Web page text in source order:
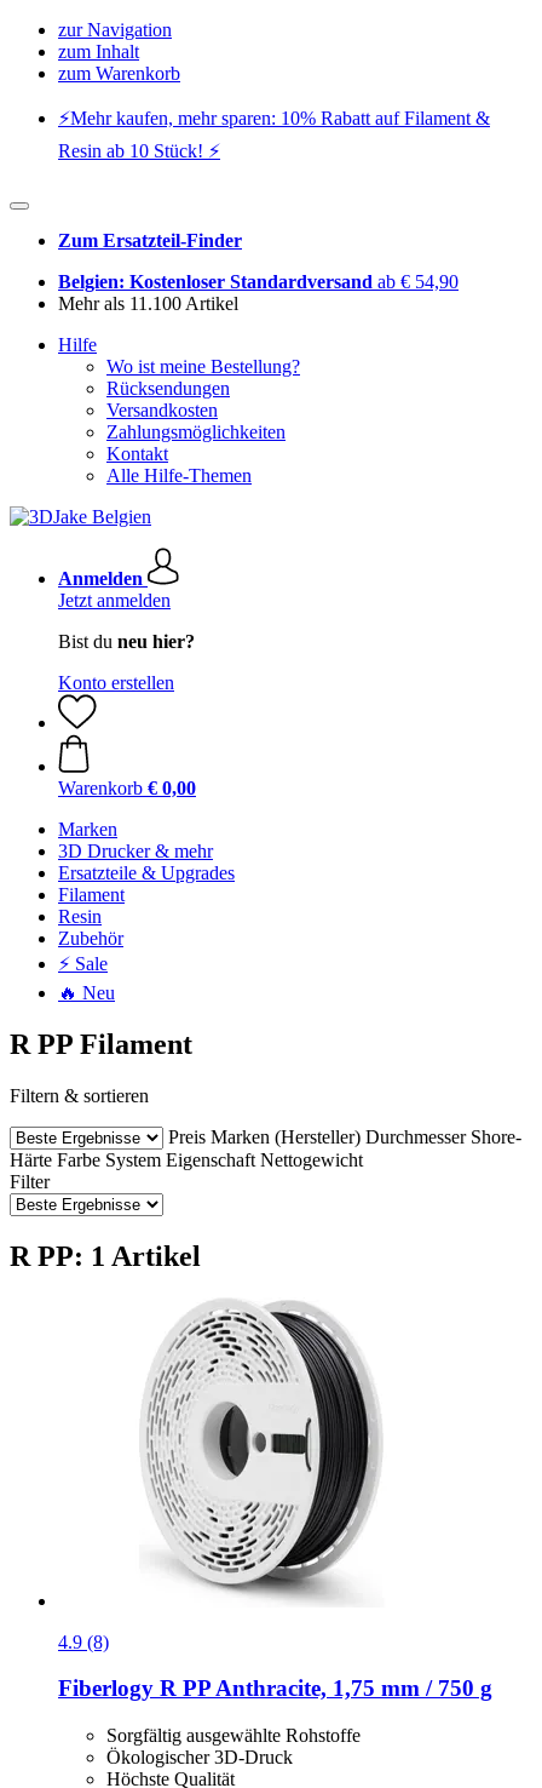
zur Navigation
zum Inhalt
zum Warenkorb
⚡️Mehr kaufen, mehr sparen: 10% Rabatt auf Filament &
Resin ab 10 Stück! ⚡️
Zum Ersatzteil-Finder
Belgien: Kostenloser Standardversand ab € 54,90
Mehr als 11.100 Artikel
Hilfe
Wo ist meine Bestellung?
Rücksendungen
Versandkosten
Zahlungsmöglichkeiten
Kontakt
Alle Hilfe-Themen
Anmelden
Jetzt anmelden
Bist du neu hier?
Konto erstellen
Warenkorb € 0,00
Marken
3D Drucker & mehr
Ersatzteile & Upgrades
Filament
Resin
Zubehör
⚡ Sale
🔥 Neu
R PP Filament
Filtern & sortieren
Preis Marken (Hersteller) Durchmesser Shore-
Härte Farbe System Eigenschaft Nettogewicht
Filter
R PP: 1 Artikel
4.9 (8)
Fiberlogy R PP Anthracite, 1,75 mm / 750 g
Sorgfältig ausgewählte Rohstoffe
Ökologischer 3D-Druck
Höchste Qualität